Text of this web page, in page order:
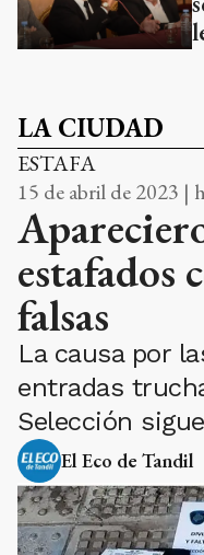
LA CIUDAD
ESTAFA
15 de abril de 2023 |
estafados
falsas
La causa por
entradas
Selección
El Eco de Tandil